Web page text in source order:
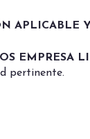
APLICABLE
EMPRESA
pertinente.